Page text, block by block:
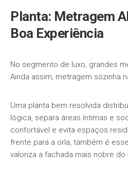
Planta: Metragem
Boa Experiência
No segmento de luxo, grandes
Ainda assim, metragem sozinha
Uma planta bem resolvida
lógica, separa áreas íntimas e
confortável e evita espaços
frente para a orla, também é
valoriza a fachada mais nobre do